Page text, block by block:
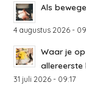
Als
4 augustus 2026 -
Waar je
allereerste
31 juli 2026 - 09:17